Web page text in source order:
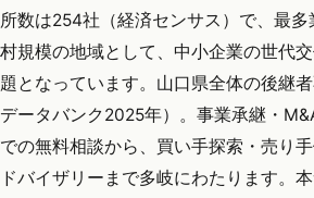
所数は254社（経済センサス）で、最
村規模の地域として、中小企業の世代
題となっています。山口県全体の後継
データバンク2025年）。事業承継・
での無料相談から、買い手探索・売り
ドバイザリーまで多岐にわたります。